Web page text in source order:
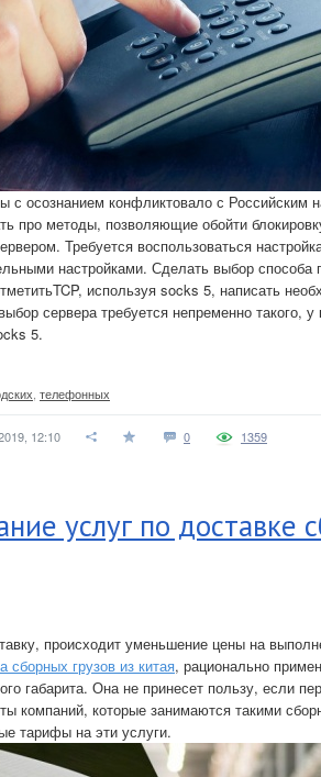
с осознанием конфликтовало с Российским
про методы, позволяющие обойти
Требуется воспользоваться
настройками. Сделать выбор
используя socks 5, написать
сервера требуется непременно такого, у
5.
телефонных
12:10 0 1359
услуг по доставке
происходит уменьшение цены на
сборных грузов из китая, рационально
габарита. Она не принесет пользу, если
компаний, которые занимаются такими
тарифы на эти услуги.